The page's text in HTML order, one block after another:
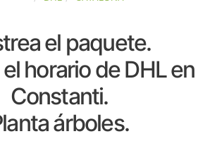
el paquete.
horario de DHL en
Constanti.
árboles.